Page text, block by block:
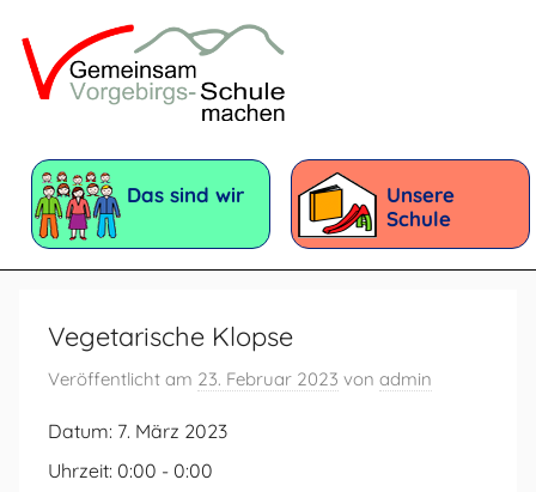
Inhalt
springen
Vorgebirgsschule
mit
dem
Förderschwerpunkt:
Das sind wir
Unsere
Schule
Vegetarische Klopse
Veröffentlicht am 23. Februar 2023 von admin
Datum: 7. März 2023
Uhrzeit: 0:00 - 0:00